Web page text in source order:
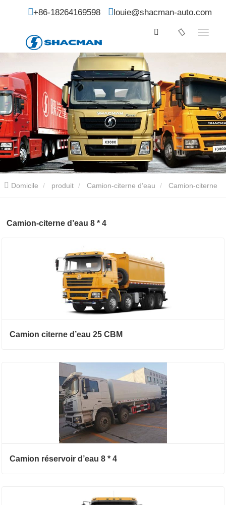
+86-18264169598 louie@shacman-auto.com
Domicile produit Camion-citerne d’eau
Camion-citerne d’eau 8 * 4
Camion citerne d’eau 25 CBM
Camion réservoir d’eau 8 * 4